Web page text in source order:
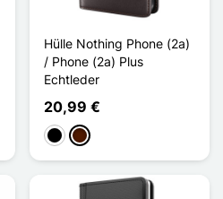
Hülle Nothing Phone (2a)
/ Phone (2a) Plus
Echtleder
20,99 €
SchwarzDunkelbraun